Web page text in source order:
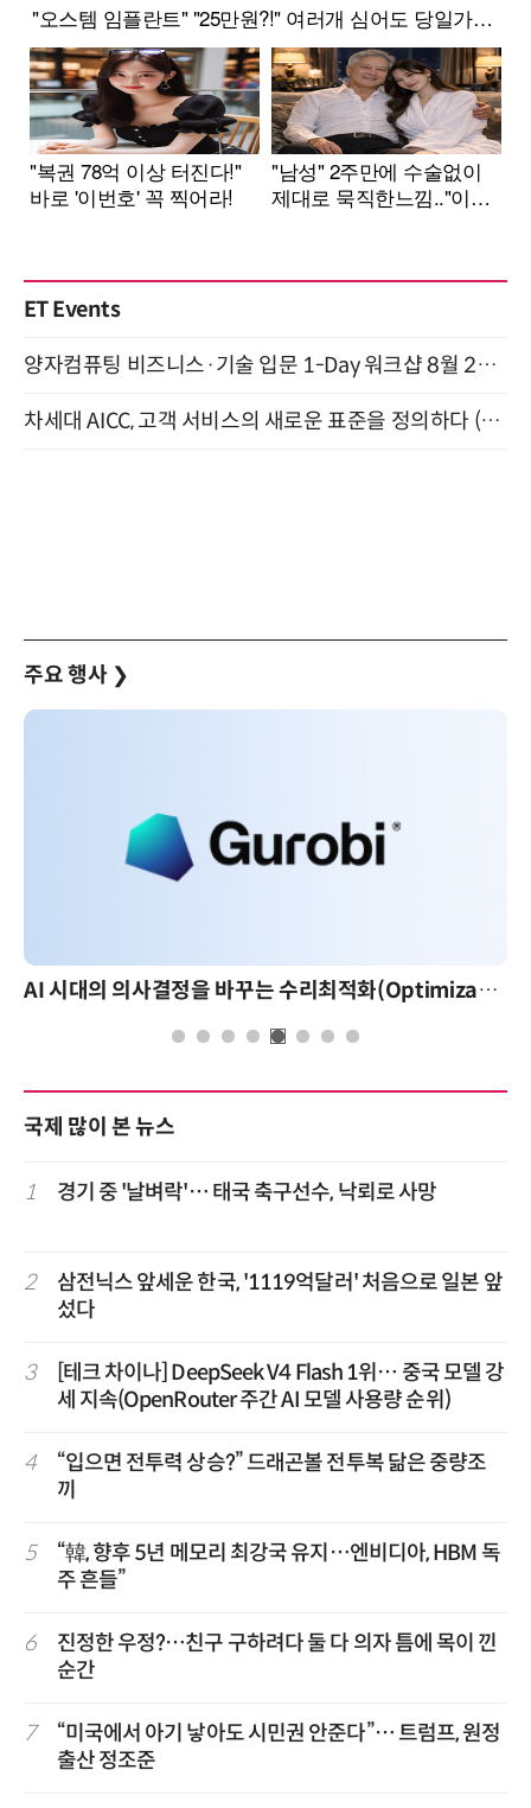
ET Events
양자컴퓨팅 비즈니스·기술 입문 1-Day 워크샵 8월 28일 개최
차세대 AICC, 고객 서비스의 새로운 표준을 정의하다 (9/9)
주요 행사 ❯
AI 시대의 의사결정을 바꾸는 수리최적화(Optimization): 실제 산업 적용 사례와 활용 전략
국제 많이 본 뉴스
1 경기 중 '날벼락'… 태국 축구선수, 낙뢰로 사망
2
삼전닉스 앞세운 한국, '1119억달러' 처음으로 일본 앞
섰다
3
[테크 차이나] DeepSeek V4 Flash 1위… 중국 모델 강
세 지속(OpenRouter 주간 AI 모델 사용량 순위)
4
“입으면 전투력 상승?” 드래곤볼 전투복 닮은 중량조
끼
5
“韓, 향후 5년 메모리 최강국 유지…엔비디아, HBM 독
주 흔들”
6
진정한 우정?…친구 구하려다 둘 다 의자 틈에 목이 낀
순간
7
“미국에서 아기 낳아도 시민권 안준다”… 트럼프, 원정
출산 정조준